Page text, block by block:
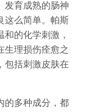
发育成熟的肠神
这么简单。帕斯
的化学刺激，
生理损伤痊愈之
包括刺激皮肤在
的多种成分，都